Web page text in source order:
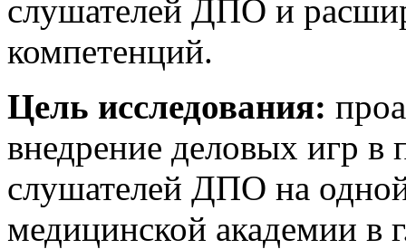
слушателей ДПО и
компетенций.
Цель исследования:
внедрение деловых игр
слушателей ДПО на
медицинской академии в